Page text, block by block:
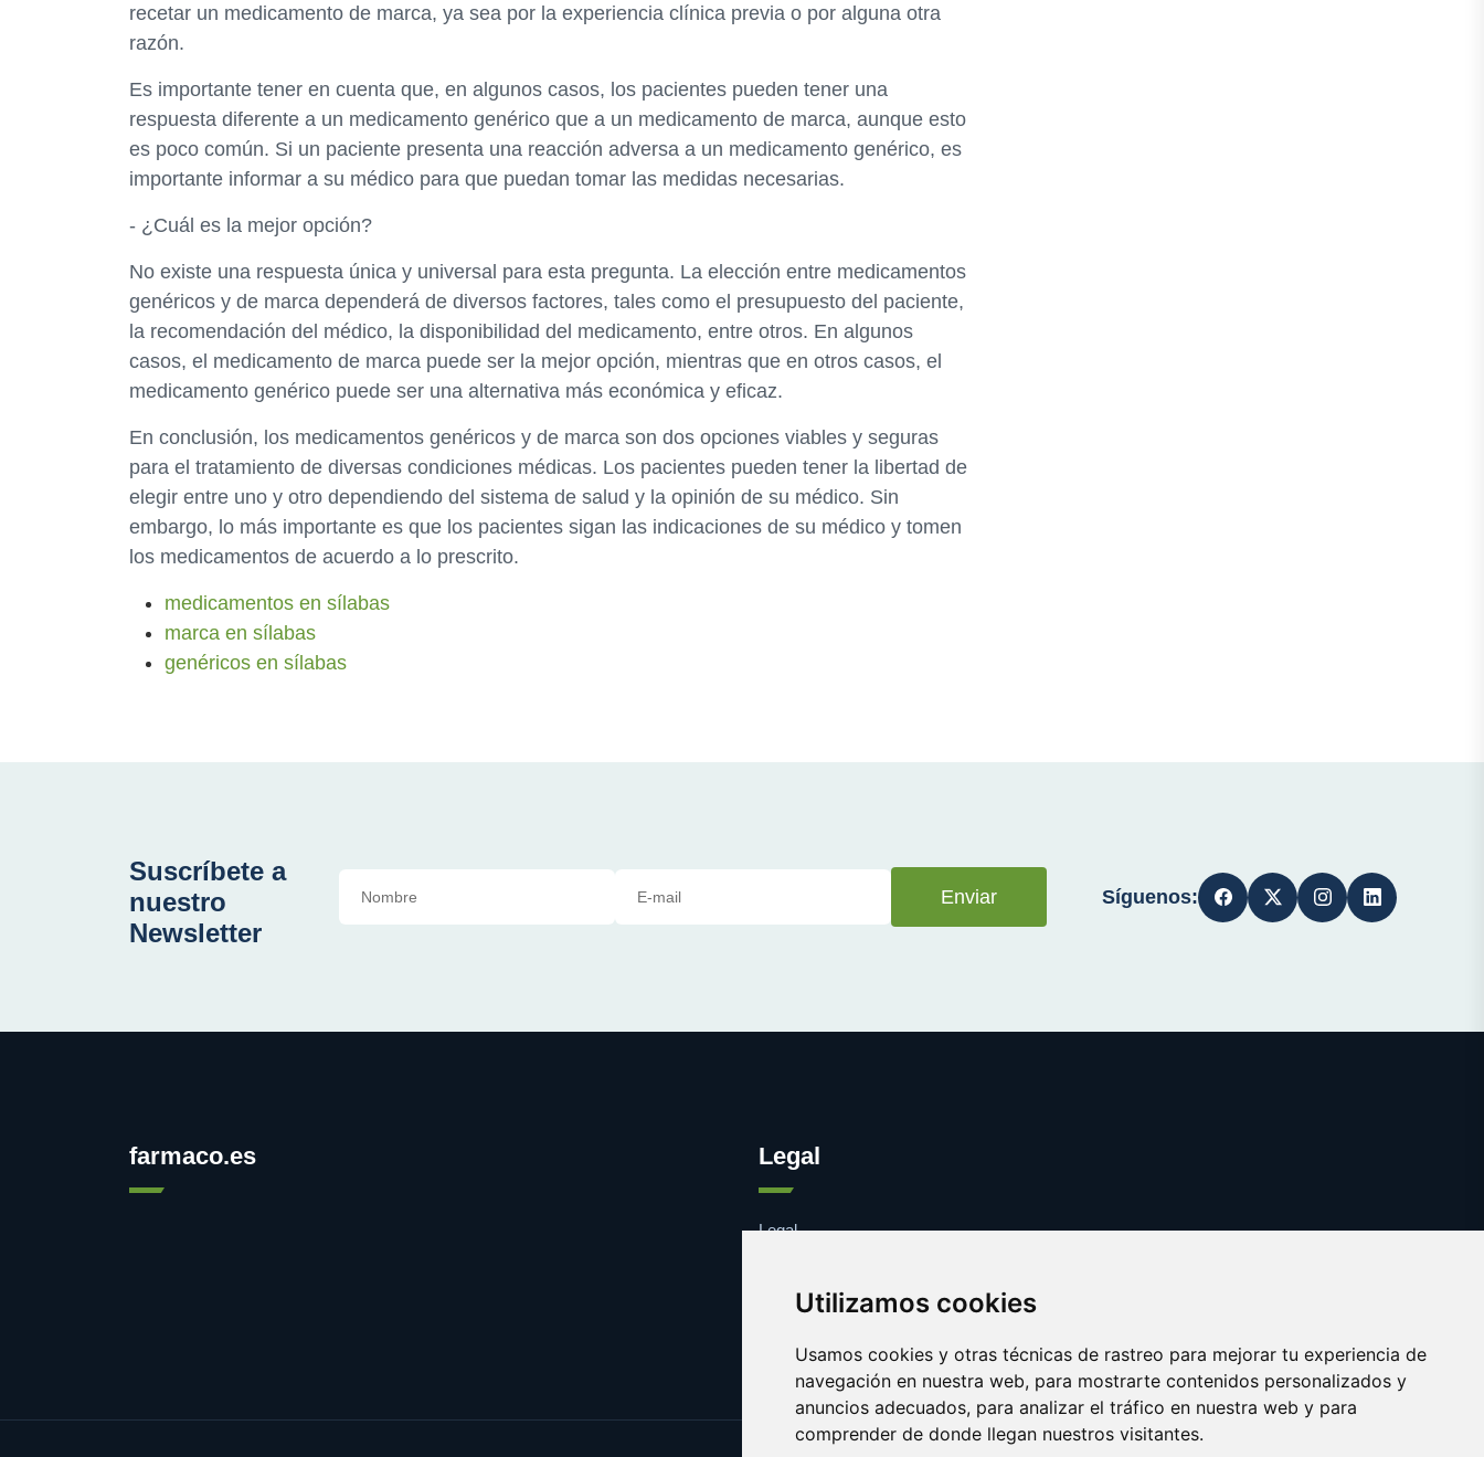
Utilizamos cookies
Usamos cookies y otras técnicas de rastreo para mejorar tu experiencia de
navegación en nuestra web, para mostrarte contenidos personalizados y
anuncios adecuados, para analizar el tráfico en nuestra web y para
comprender de donde llegan nuestros visitantes.
recetar un medicamento de marca, ya sea por la experiencia clínica previa o por alguna otra
razón.
Es importante tener en cuenta que, en algunos casos, los pacientes pueden tener una
respuesta diferente a un medicamento genérico que a un medicamento de marca, aunque esto
es poco común. Si un paciente presenta una reacción adversa a un medicamento genérico, es
importante informar a su médico para que puedan tomar las medidas necesarias.
- ¿Cuál es la mejor opción?
No existe una respuesta única y universal para esta pregunta. La elección entre medicamentos
genéricos y de marca dependerá de diversos factores, tales como el presupuesto del paciente,
la recomendación del médico, la disponibilidad del medicamento, entre otros. En algunos
casos, el medicamento de marca puede ser la mejor opción, mientras que en otros casos, el
medicamento genérico puede ser una alternativa más económica y eficaz.
En conclusión, los medicamentos genéricos y de marca son dos opciones viables y seguras
para el tratamiento de diversas condiciones médicas. Los pacientes pueden tener la libertad de
elegir entre uno y otro dependiendo del sistema de salud y la opinión de su médico. Sin
embargo, lo más importante es que los pacientes sigan las indicaciones de su médico y tomen
los medicamentos de acuerdo a lo prescrito.
medicamentos en sílabas
marca en sílabas
genéricos en sílabas
Suscríbete a
nuestro
Newsletter
Enviar Síguenos:
farmaco.es Legal
Legal
Contacto